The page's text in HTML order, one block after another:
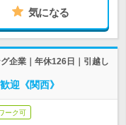
気になる
企業｜年休126日｜引越し
迎《関西》
ーク可